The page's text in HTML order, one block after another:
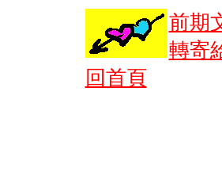
前期
轉寄
回首頁